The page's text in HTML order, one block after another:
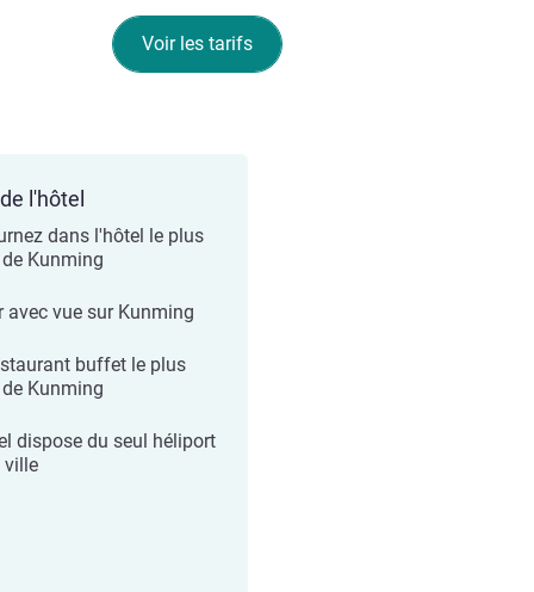
Voir les tarifs
l'hôtel
dans l'hôtel le plus
Kunming
avec vue sur Kunming
buffet le plus
Kunming
dispose du seul héliport
ville